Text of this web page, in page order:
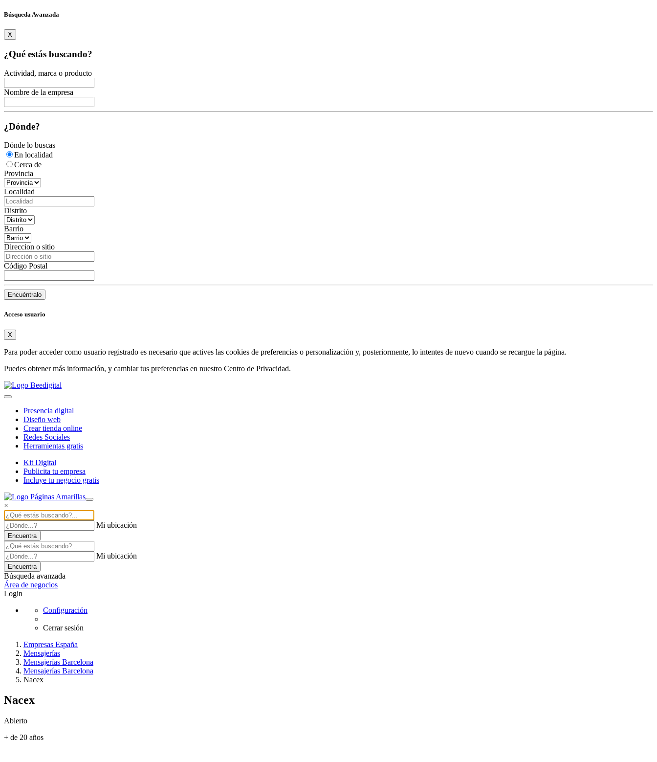
Búsqueda Avanzada
X
¿Qué estás buscando?
Actividad, marca o producto
Nombre de la empresa
¿Dónde?
Dónde lo buscas
En localidad
Cerca de
Provincia
Localidad
Distrito
Barrio
Direccion o sitio
Código Postal
Encuéntralo
Acceso usuario
X
Para poder acceder como usuario registrado es necesario que actives las cookies de preferencias o personalización y, posteriormente, lo intentes de nuevo cuando se recargue la página.
Puedes obtener más información, y cambiar tus preferencias en nuestro Centro de Privacidad.
Presencia digital
Diseño web
Crear tienda online
Redes Sociales
Herramientas gratis
Kit Digital
Publicita tu empresa
Incluye tu negocio gratis
×
Mi ubicación
Encuentra
Mi ubicación
Encuentra
Búsqueda avanzada
Área de negocios
Login
Configuración
Cerrar sesión
Empresas España
Mensajerías
Mensajerías Barcelona
Mensajerías Barcelona
Nacex
Nacex
Abierto
+ de 20 años